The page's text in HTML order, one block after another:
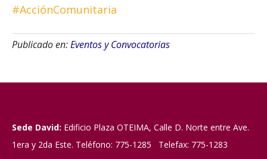
#AcciónComunitaria
Publicado en:Eventos y Convocatorias
Sede David: Edificio Plaza OTEIMA, Calle D. Norte entre Ave.
1era y 2da Este. Teléfono: 775-1285 Telefax: 775-1283